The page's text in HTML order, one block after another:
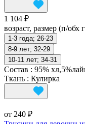
1 104 ₽
возраст, размер (п/обх
1-3 года; 26-23
8-9 лет; 32-29
10-11 лет; 34-31
Состав : 95%
Ткань : Кулирка
от 240 ₽